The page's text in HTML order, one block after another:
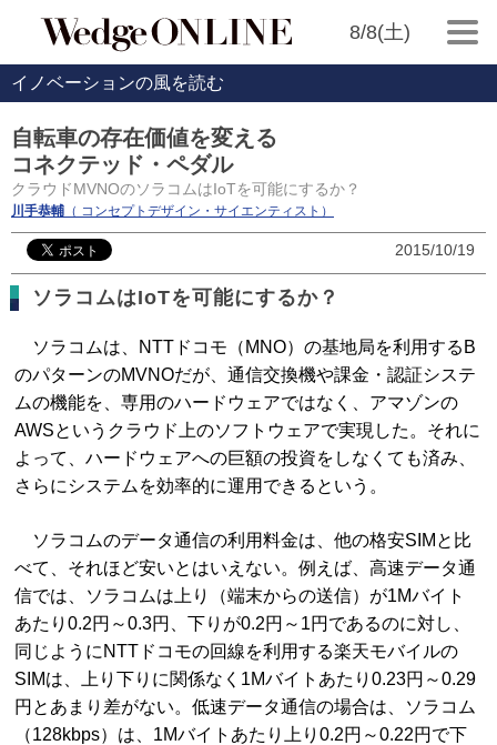
8/8(土)
イノベーションの風を読む
自転車の存在価値を変える
コネクテッド・ペダル
クラウドMVNOのソラコムはIoTを可能にするか？
川手恭輔 （ コンセプトデザイン・サイエンティスト）
2015/10/19
ソラコムはIoTを可能にするか？
ソラコムは、NTTドコモ（MNO）の基地局を利用するB
のパターンのMVNOだが、通信交換機や課金・認証システ
ムの機能を、専用のハードウェアではなく、アマゾンの
AWSというクラウド上のソフトウェアで実現した。それに
よって、ハードウェアへの巨額の投資をしなくても済み、
さらにシステムを効率的に運用できるという。
ソラコムのデータ通信の利用料金は、他の格安SIMと比
べて、それほど安いとはいえない。例えば、高速データ通
信では、ソラコムは上り（端末からの送信）が1Mバイト
あたり0.2円～0.3円、下りが0.2円～1円であるのに対し、
同じようにNTTドコモの回線を利用する楽天モバイルの
SIMは、上り下りに関係なく1Mバイトあたり0.23円～0.29
円とあまり差がない。低速データ通信の場合は、ソラコム
（128kbps）は、1Mバイトあたり上り0.2円～0.22円で下